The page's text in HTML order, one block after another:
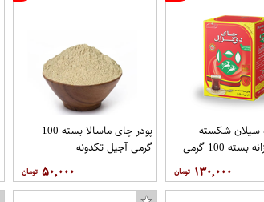
سیلان شکسته
خارجی روزانه بسته 100 گرمی
۱۳۰,۰۰۰
پودر چای ماسالا بسته 100
گرمی آجیل تکدونه
۵۰,۰۰۰